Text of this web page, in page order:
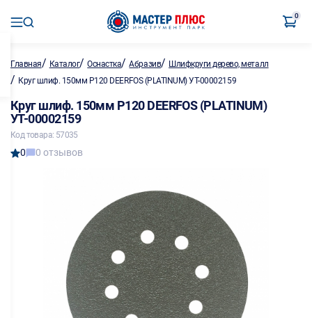
0
Главная/ Каталог/Оснастка/Абразив/ Шлифкруги дерево, металл
/ Круг шлиф. 150мм P120 DEERFOS (PLATINUM) УТ-00002159
Круг шлиф. 150мм P120 DEERFOS (PLATINUM)
УТ-00002159
Код товара: 57035
0 0 отзывов